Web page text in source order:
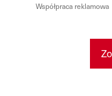
Współpraca reklamowa